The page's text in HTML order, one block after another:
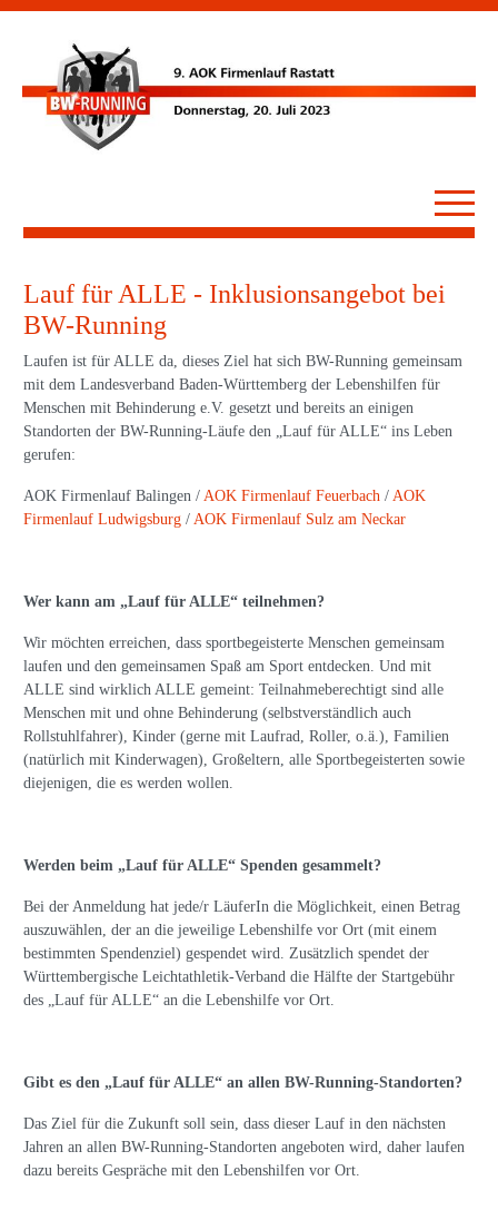
Lauf für ALLE - Inklusionsangebot bei
BW-Running
Laufen ist für ALLE da, dieses Ziel hat sich BW-Running gemeinsam
mit dem Landesverband Baden-Württemberg der Lebenshilfen für
Menschen mit Behinderung e.V. gesetzt und bereits an einigen
Standorten der BW-Running-Läufe den „Lauf für ALLE“ ins Leben
gerufen:
AOK Firmenlauf Balingen / AOK Firmenlauf Feuerbach / AOK
Firmenlauf Ludwigsburg / AOK Firmenlauf Sulz am Neckar
Wer kann am „Lauf für ALLE“ teilnehmen?
Wir möchten erreichen, dass sportbegeisterte Menschen gemeinsam
laufen und den gemeinsamen Spaß am Sport entdecken. Und mit
ALLE sind wirklich ALLE gemeint: Teilnahmeberechtigt sind alle
Menschen mit und ohne Behinderung (selbstverständlich auch
Rollstuhlfahrer), Kinder (gerne mit Laufrad, Roller, o.ä.), Familien
(natürlich mit Kinderwagen), Großeltern, alle Sportbegeisterten sowie
diejenigen, die es werden wollen.
Werden beim „Lauf für ALLE“ Spenden gesammelt?
Bei der Anmeldung hat jede/r LäuferIn die Möglichkeit, einen Betrag
auszuwählen, der an die jeweilige Lebenshilfe vor Ort (mit einem
bestimmten Spendenziel) gespendet wird. Zusätzlich spendet der
Württembergische Leichtathletik-Verband die Hälfte der Startgebühr
des „Lauf für ALLE“ an die Lebenshilfe vor Ort.
Gibt es den „Lauf für ALLE“ an allen BW-Running-Standorten?
Das Ziel für die Zukunft soll sein, dass dieser Lauf in den nächsten
Jahren an allen BW-Running-Standorten angeboten wird, daher laufen
dazu bereits Gespräche mit den Lebenshilfen vor Ort.